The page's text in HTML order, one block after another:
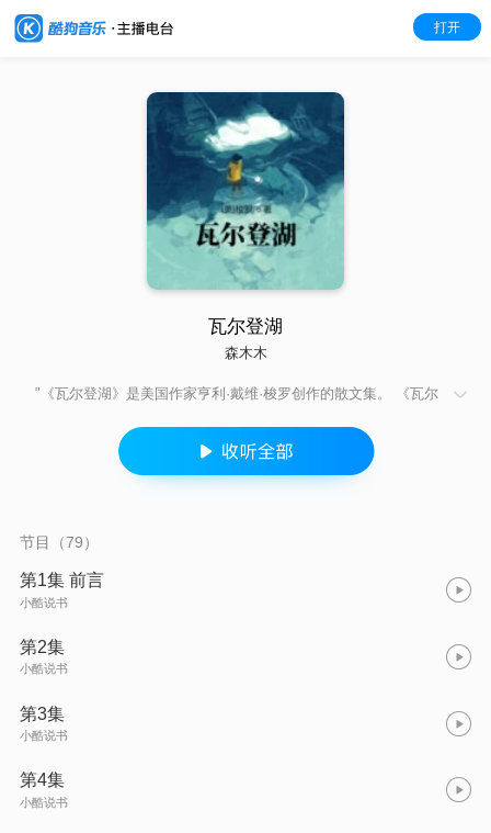
打开
瓦尔登湖
森木木
"《瓦尔登湖》是美国作家亨利·戴维·梭罗创作的散文集。 《瓦尔
了梭罗内心的渴望、冲突、失望和自我调整，以及调整过后再次
渴望的复杂的心路历程，几经循环，直到最终实现为止。表明了
作者用它来挑战他个人的、甚至是整个人类的界限。但这种挑战
节目（79）
第1集 前言
小酷说书
第2集
小酷说书
第3集
小酷说书
第4集
小酷说书